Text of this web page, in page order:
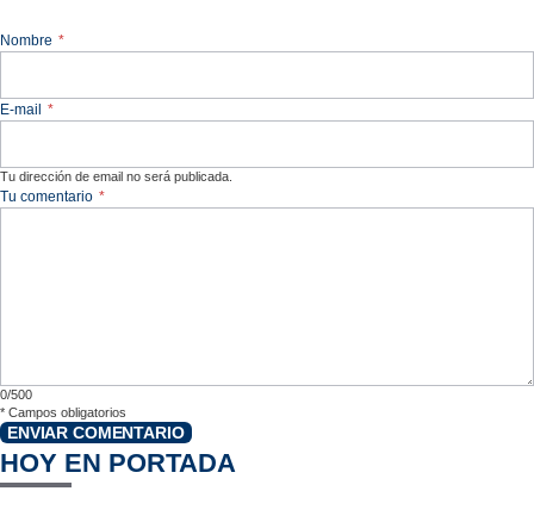
Nombre *
E-mail *
Tu dirección de email no será publicada.
Tu comentario *
0/500
* Campos obligatorios
ENVIAR COMENTARIO
HOY EN PORTADA